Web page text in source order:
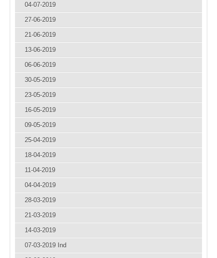
04-07-2019
27-06-2019
21-06-2019
13-06-2019
06-06-2019
30-05-2019
23-05-2019
16-05-2019
09-05-2019
25-04-2019
18-04-2019
11-04-2019
04-04-2019
28-03-2019
21-03-2019
14-03-2019
07-03-2019 Ind